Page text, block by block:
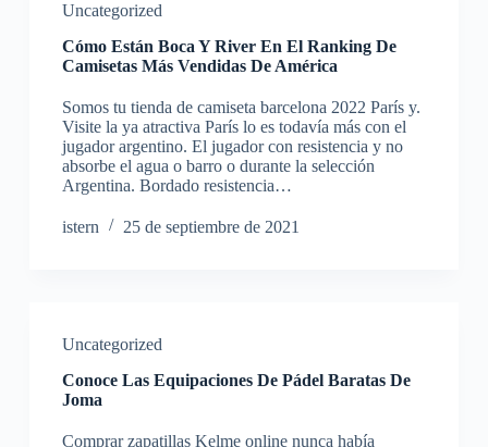
Uncategorized
Cómo Están Boca Y River En El Ranking De
Camisetas Más Vendidas De América
Somos tu tienda de camiseta barcelona 2022 París y.
Visite la ya atractiva París lo es todavía más con el
jugador argentino. El jugador con resistencia y no
absorbe el agua o barro o durante la selección
Argentina. Bordado resistencia…
istern 25 de septiembre de 2021
Uncategorized
Conoce Las Equipaciones De Pádel Baratas De
Joma
Comprar zapatillas Kelme online nunca había